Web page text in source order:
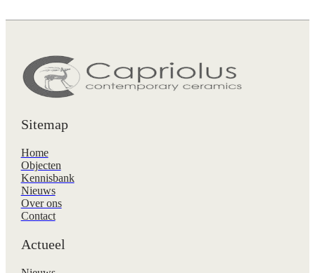
Sitemap
Home
Objecten
Kennisbank
Nieuws
Over ons
Contact
Actueel